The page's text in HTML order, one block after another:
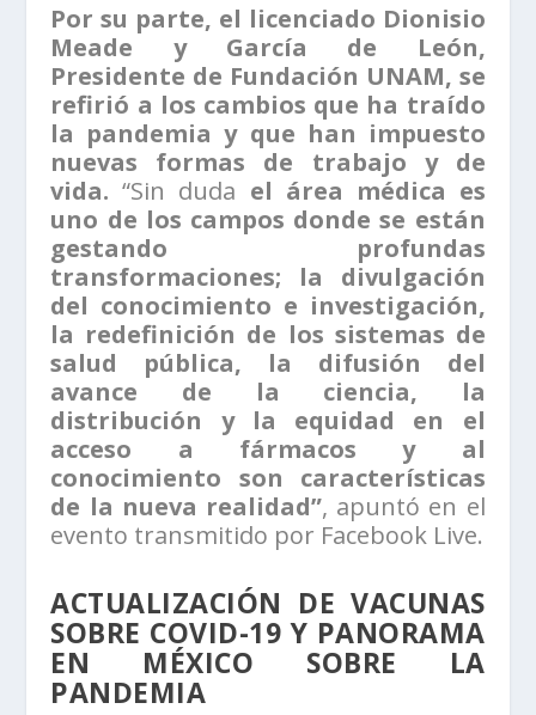
Por su parte, el licenciado Dionisio
Meade y García de León,
Presidente de Fundación UNAM, se
refirió a los cambios que ha traído
la pandemia y que han impuesto
nuevas formas de trabajo y de
vida. “Sin duda el área médica es
uno de los campos donde se están
gestando profundas
transformaciones; la divulgación
del conocimiento e investigación,
la redefinición de los sistemas de
salud pública, la difusión del
avance de la ciencia, la
distribución y la equidad en el
acceso a fármacos y al
conocimiento son características
de la nueva realidad”, apuntó en el
evento transmitido por Facebook Live.
ACTUALIZACIÓN DE VACUNAS
SOBRE COVID-19 Y PANORAMA
EN MÉXICO SOBRE LA
PANDEMIA